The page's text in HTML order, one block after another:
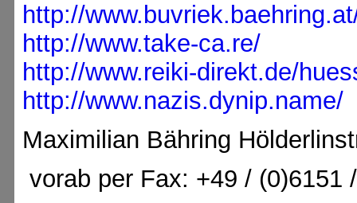
http://
http://www.take-ca.re/
http://www.reiki-direkt.de/
http://www.nazis.dynip.name/
Maximilian Bähring
vorab per Fax: +49 / (0)6151